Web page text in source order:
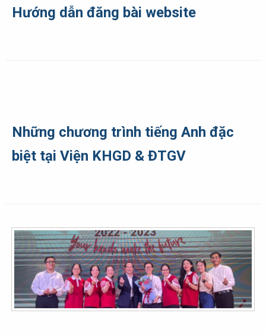
Hướng dẫn đăng bài website
Những chương trình tiếng Anh đặc
biệt tại Viện KHGD & ĐTGV